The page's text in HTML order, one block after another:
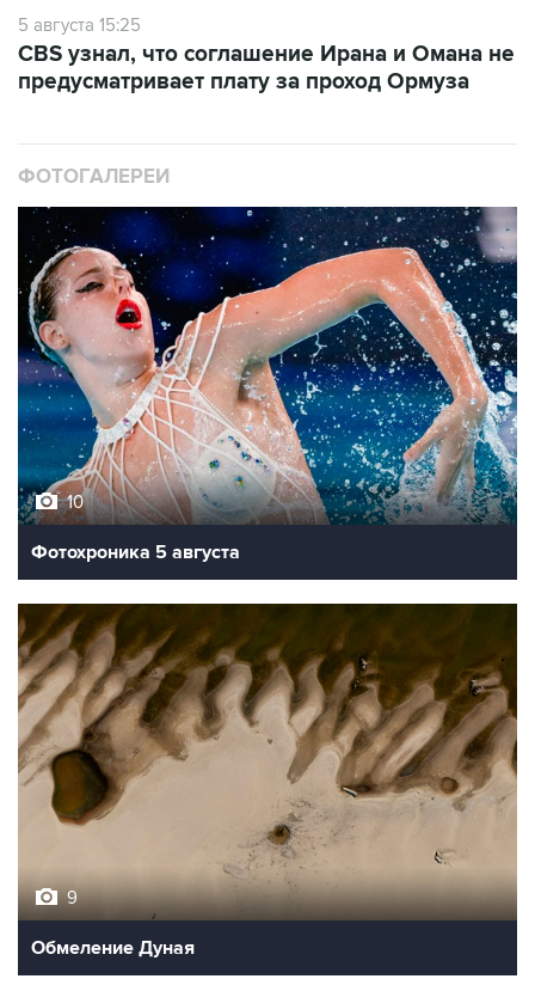
5 августа 15:25
CBS узнал, что соглашение Ирана и Омана не
предусматривает плату за проход Ормуза
ФОТОГАЛЕРЕИ
10
Фотохроника 5 августа
9
Обмеление Дуная